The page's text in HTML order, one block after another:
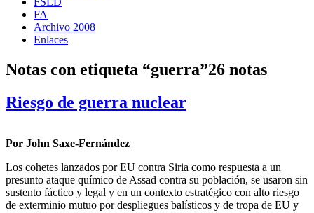
FA
Archivo 2008
Enlaces
Notas con etiqueta “guerra”26 notas
Riesgo de guerra nuclear
Por John Saxe-Fernández
Los cohetes lanzados por EU contra Siria como respuesta a un
presunto ataque químico de Assad contra su población, se usaron sin
sustento fáctico y legal y en un contexto estratégico con alto riesgo
de exterminio mutuo por despliegues balísticos y de tropa de EU y